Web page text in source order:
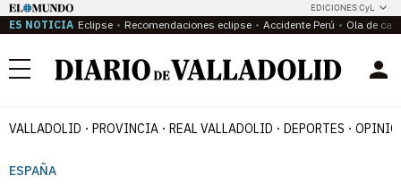
EDICIONES CyL
ES NOTICIA Eclipse Recomendaciones eclipse Accidente Perú Ola de
Menú
VALLADOLID PROVINCIA REAL VALLADOLID DEPORTES
ESPAÑA